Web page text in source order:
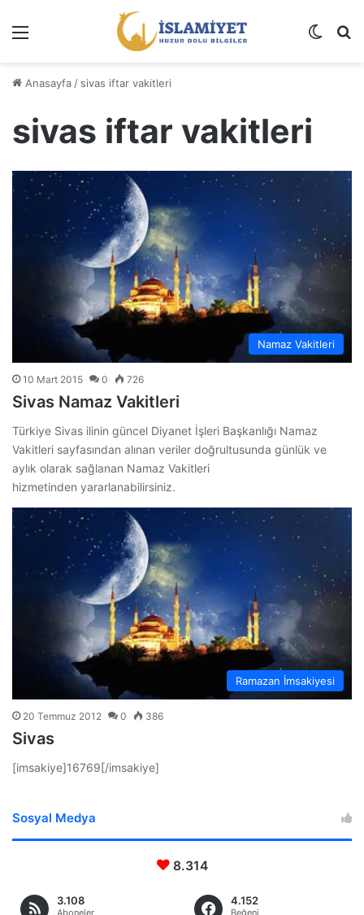
Dış
Anasayfa / sivas iftar vakitleri
sivas iftar vakitleri
Namaz Vakitleri
10 Mart 2015 0 726
Sivas Namaz Vakitleri
Türkiye Sivas ilinin güncel Diyanet İşleri Başkanlığı Namaz
Vakitleri sayfasından alınan veriler doğrultusunda günlük ve
aylık olarak sağlanan Namaz Vakitleri
hizmetinden yararlanabilirsiniz.
Ramazan İmsakiyesi
20 Temmuz 2012 0 386
Sivas
[imsakiye]16769[/imsakiye]
Sosyal Medya
8.314
3.108
Aboneler
4.152
Beğeni